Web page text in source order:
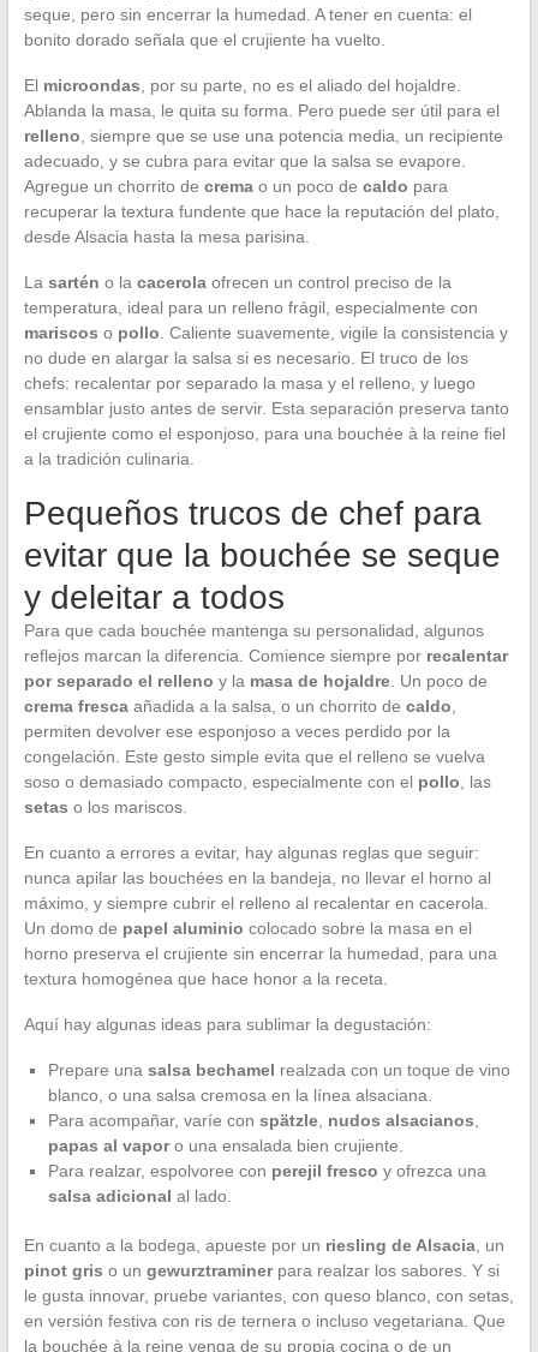
seque, pero sin encerrar la humedad. A tener en cuenta: el
bonito dorado señala que el crujiente ha vuelto.
El microondas , por su parte, no es el aliado del hojaldre.
Ablanda la masa, le quita su forma. Pero puede ser útil para el
relleno , siempre que se use una potencia media, un recipiente
adecuado, y se cubra para evitar que la salsa se evapore.
Agregue un chorrito de cremao un poco de caldo para
recuperar la textura fundente que hace la reputación del plato,
desde Alsacia hasta la mesa parisina.
La sartén o la cacerolaofrecen un control preciso de la
temperatura, ideal para un relleno frágil, especialmente con
mariscos o pollo . Caliente suavemente, vigile la consistencia y
no dude en alargar la salsa si es necesario. El truco de los
chefs: recalentar por separado la masa y el relleno, y luego
ensamblar justo antes de servir. Esta separación preserva tanto
el crujiente como el esponjoso, para una bouchée à la reine fiel
a la tradición culinaria.
Pequeños trucos de chef para
evitar que la bouchée se seque
y deleitar a todos
Para que cada bouchée mantenga su personalidad, algunos
reflejos marcan la diferencia. Comience siempre por recalentar
por separado el relleno y la masa de hojaldre. Un poco de
crema frescaañadida a la salsa, o un chorrito de caldo
permiten devolver ese esponjoso a veces perdido por la
congelación. Este gesto simple evita que el relleno se vuelva
soso o demasiado compacto, especialmente con el pollo , las
setas o los mariscos.
En cuanto a errores a evitar, hay algunas reglas que seguir:
nunca apilar las bouchées en la bandeja, no llevar el horno al
máximo, y siempre cubrir el relleno al recalentar en cacerola.
Un domo de papel aluminio colocado sobre la masa en el
horno preserva el crujiente sin encerrar la humedad, para una
textura homogénea que hace honor a la receta.
Aquí hay algunas ideas para sublimar la degustación:
Prepare una salsa bechamel realzada con un toque de vino
blanco, o una salsa cremosa en la línea alsaciana.
Para acompañar, varíe con spätzle, nudos alsacianos
papas al vaporo una ensalada bien crujiente.
Para realzar, espolvoree con perejil fresco y ofrezca una
salsa adicional al lado.
En cuanto a la bodega, apueste por un riesling de Alsacia, un
pinot gris o un gewurztraminerpara realzar los sabores. Y si
le gusta innovar, pruebe variantes, con queso blanco, con setas,
en versión festiva con ris de ternera o incluso vegetariana. Que
la bouchée à la reine venga de su propia cocina o de un